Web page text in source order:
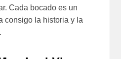
Cada bocado es un
consigo la historia y la